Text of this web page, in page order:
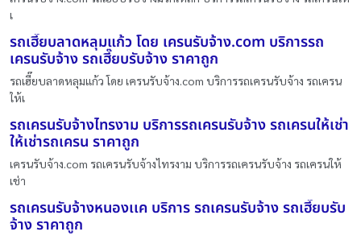
เ
รถเฮี๊ยบลาดหลุมแก้ว โดย เครนรับจ้าง.com บริการรถ
เครนรับจ้าง รถเฮี๊ยบรับจ้าง ราคาถูก
รถเฮี๊ยบลาดหลุมแก้ว โดย เครนรับจ้าง.com บริการรถเครนรับจ้าง รถเครน
ให้เ
รถเครนรับจ้างไทรงาม บริการรถเครนรับจ้าง รถเครนให้เช่า
ให้เช่ารถเครน ราคาถูก
เครนรับจ้าง.com รถเครนรับจ้างไทรงาม บริการรถเครนรับจ้าง รถเครนให้
เช่า
รถเครนรับจ้างหนองเเค บริการ รถเครนรับจ้าง รถเฮี๊ยบรับ
จ้าง ราคาถูก